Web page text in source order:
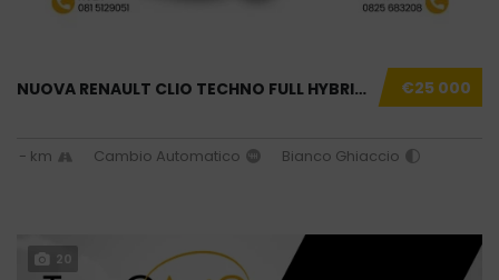
€25 000
NUOVA RENAULT CLIO TECHNO FULL HYBRID BIANCO...
- km Cambio Automatico Bianco Ghiaccio
20